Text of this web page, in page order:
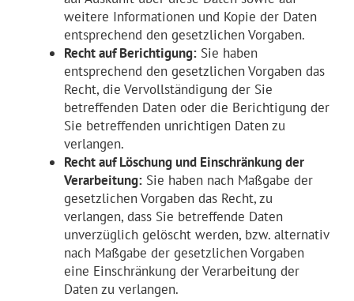
weitere Informationen und Kopie der Daten
entsprechend den gesetzlichen Vorgaben.
Recht auf Berichtigung: Sie haben
entsprechend den gesetzlichen Vorgaben das
Recht, die Vervollständigung der Sie
betreffenden Daten oder die Berichtigung der
Sie betreffenden unrichtigen Daten zu
verlangen.
Recht auf Löschung und Einschränkung der
Verarbeitung: Sie haben nach Maßgabe der
gesetzlichen Vorgaben das Recht, zu
verlangen, dass Sie betreffende Daten
unverzüglich gelöscht werden, bzw. alternativ
nach Maßgabe der gesetzlichen Vorgaben
eine Einschränkung der Verarbeitung der
Daten zu verlangen.